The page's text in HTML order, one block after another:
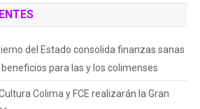
del Estado consolida finanzas sanas
para las y los colimenses
Colima y FCE realizarán la Gran